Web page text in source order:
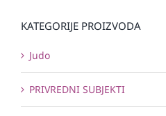
KATEGORIJE PROIZVODA
Judo
PRIVREDNI SUBJEKTI